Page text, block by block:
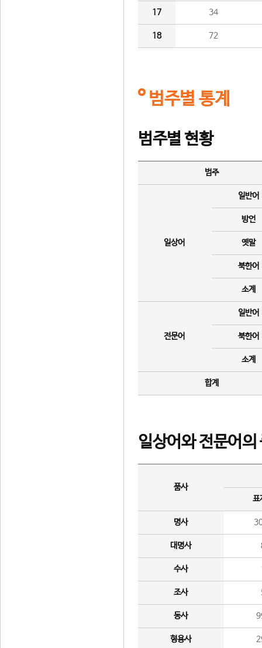
17 34
18 72
범주별 통계
범주별 현황
범주
일상어
일반어
방언
옛말
북한어
소계
전문어
일반어
북한어
소계
합계
일상어와 전문어의
품사
표
명사
대명사
수사
조사
동사
형용사